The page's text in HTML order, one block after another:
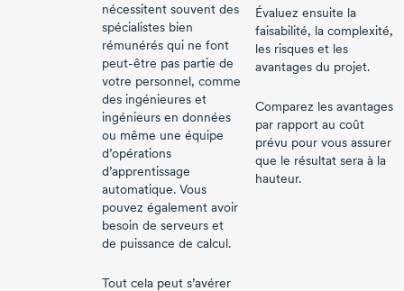
nécessitent souvent des
spécialistes bien
rémunérés qui ne font
peut-être pas partie de
votre personnel, comme
des ingénieures et
ingénieurs en données
ou même une équipe
d’opérations
d’apprentissage
automatique. Vous
pouvez également avoir
besoin de serveurs et
de puissance de calcul.
Tout cela peut s’avérer
Évaluez ensuite la
faisabilité, la complexité,
les risques et les
avantages du projet.
Comparez les avantages
par rapport au coût
prévu pour vous assurer
que le résultat sera à la
hauteur.